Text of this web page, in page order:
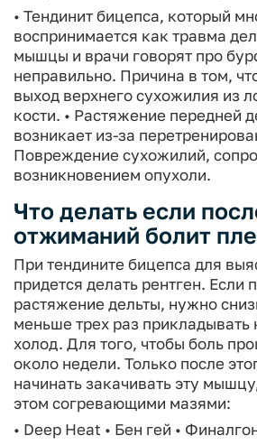
• Тендинит бицепса, который
воспринимается как травма
мышцы и врачи говорят про
неправильно. Причина в том,
выход верхнего сухожилия из
кости. • Растяжение передней
возникает из-за
Повреждение сухожилий,
возникновением опухоли.
Что делать если
отжиманий болит
При тендините бицепса для
придется делать рентген. Если
растяжение дельты, нужно
меньше трех раз прикладывать
холод. Для того, чтобы боль
около недели. Только после
начинать закачивать эту
этом согревающими мазями:
• Deep Heat • Бен гей •